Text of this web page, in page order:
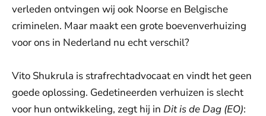
verleden ontvingen wij ook Noorse en Belgische
criminelen. Maar maakt een grote boevenverhuizing
voor ons in Nederland nu echt verschil?
Vito Shukrula is strafrechtadvocaat en vindt het geen
goede oplossing. Gedetineerden verhuizen is slecht
voor hun ontwikkeling, zegt hij in Dit is de Dag (EO):